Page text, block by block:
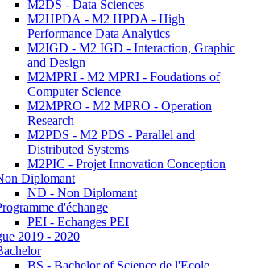
M2DS - Data Sciences
M2HPDA - M2 HPDA - High
Performance Data Analytics
M2IGD - M2 IGD - Interaction, Graphic
and Design
M2MPRI - M2 MPRI - Foudations of
Computer Science
M2MPRO - M2 MPRO - Operation
Research
M2PDS - M2 PDS - Parallel and
Distributed Systems
M2PIC - Projet Innovation Conception
Diplomant
ND - Non Diplomant
d'échange
PEI - Echanges PEI
2019 - 2020
BS - Bachelor of Science de l'Ecole